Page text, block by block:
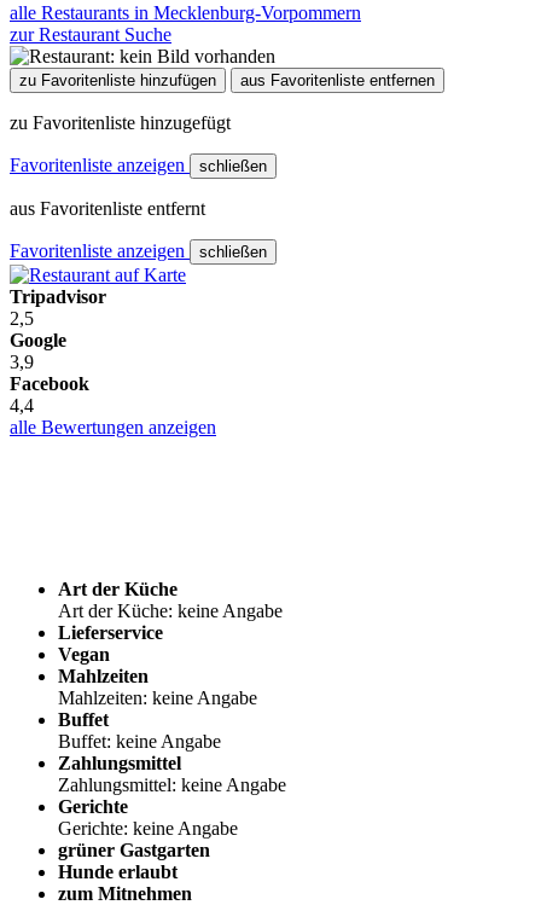
alle Restaurants in Mecklenburg-Vorpommern
zur Restaurant Suche
zu Favoritenliste hinzufügen aus Favoritenliste entfernen
zu Favoritenliste hinzugefügt
Favoritenliste anzeigen schließen
aus Favoritenliste entfernt
Favoritenliste anzeigen schließen
Tripadvisor
2,5
Google
3,9
Facebook
4,4
alle Bewertungen anzeigen
Art der Küche
Art der Küche: keine Angabe
Lieferservice
Vegan
Mahlzeiten
Mahlzeiten: keine Angabe
Buffet
Buffet: keine Angabe
Zahlungsmittel
Zahlungsmittel: keine Angabe
Gerichte
Gerichte: keine Angabe
grüner Gastgarten
Hunde erlaubt
zum Mitnehmen